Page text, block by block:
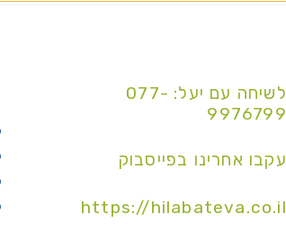
לשיחה עם יעל: 077-
9976799
עקבו אחרינו בפייסבוק
https://hilabateva.co.il